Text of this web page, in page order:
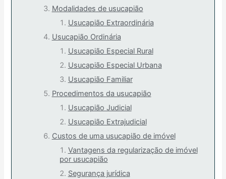
Modalidades de usucapião
Usucapião Extraordinária
Usucapião Ordinária
Usucapião Especial Rural
Usucapião Especial Urbana
Usucapião Familiar
Procedimentos da usucapião
Usucapião Judicial
Usucapião Extrajudicial
Custos de uma usucapião de imóvel
Vantagens da regularização de imóvel
por usucapião
Segurança jurídica